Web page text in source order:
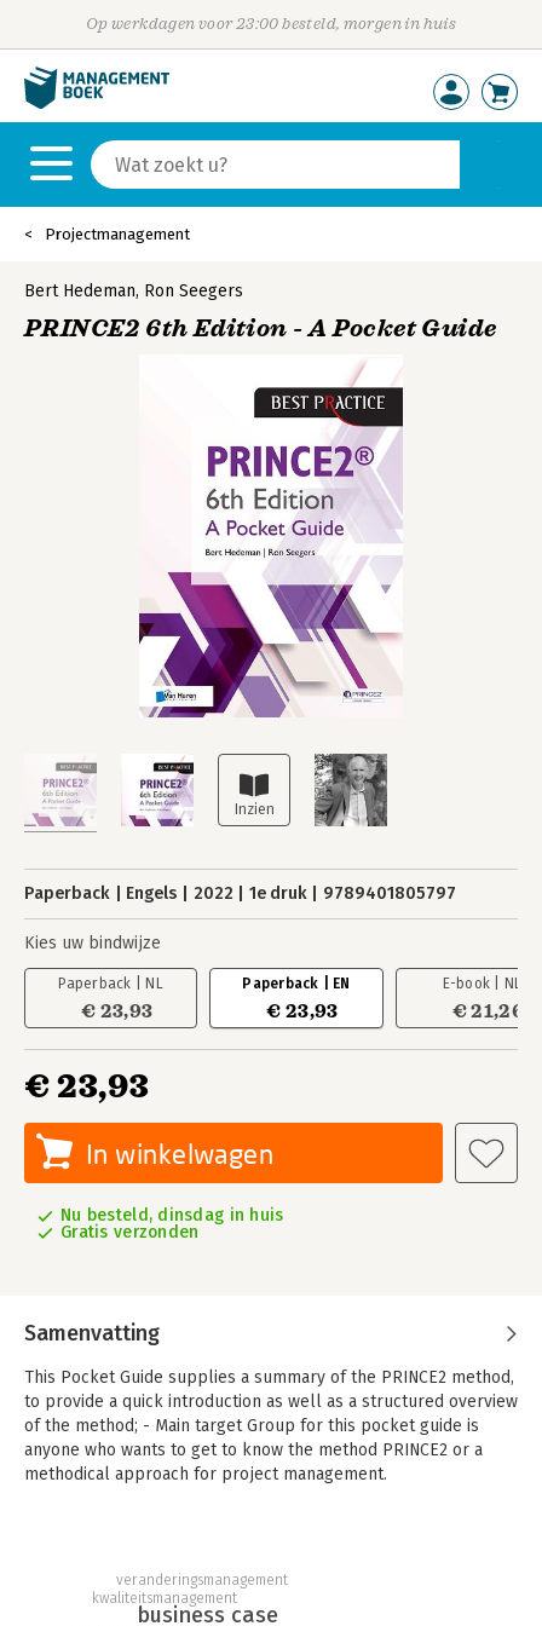
Op werkdagen voor 23:00 besteld, morgen in huis
Projectmanagement
Bert Hedeman, Ron Seegers
PRINCE2 6th Edition - A Pocket Guide
Paperback Engels 2022 1e druk 9789401805797
Kies uw bindwijze
Paperback | NL
€ 23,93
Paperback | EN
€ 23,93
E-book | NL
€ 21,26
€ 23,93
In winkelwagen
Nu besteld, dinsdag in huis
Gratis verzonden
Samenvatting
This Pocket Guide supplies a summary of the PRINCE2 method,
to provide a quick introduction as well as a structured overview
of the method; - Main target Group for this pocket guide is
anyone who wants to get to know the method PRINCE2 or a
methodical approach for project management.
the preparation of the PRINCE2® 6th Edition Foundation exam:
- This pocket guide is based on PRINCE2® 6th Edition
business case
kwaliteitsmanagement
veranderingsmanagement